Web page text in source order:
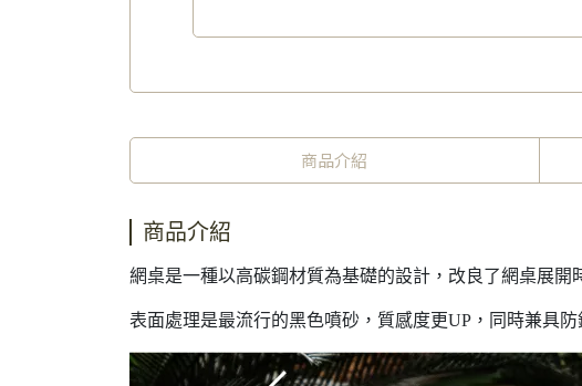
商品介紹
商品介紹
網桌是一種以高碳鋼材質為基礎的設計，改良了網桌展
表面處理是最流行的黑色噴砂，質感度更UP，同時兼具